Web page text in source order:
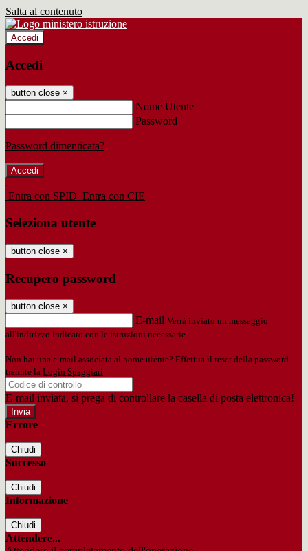
Salta al contenuto
Accedi
Accedi
button close ×
Nome Utente
Password
Password dimenticata?
-
Entra con SPID Entra con CIE
Seleziona utente
button close ×
Recupero password
button close ×
E-mail Verrà inviato un messaggio
all'indirizzo indicato con le istruzioni necessarie.
Non hai una e-mail associata al nome utente? Effettua il reset della password
tramite la Login Spaggiari
E-mail inviata, si prega di controllare la casella di posta elettronica!
Errore
Chiudi
Successo
Chiudi
Informazione
Chiudi
Attendere...